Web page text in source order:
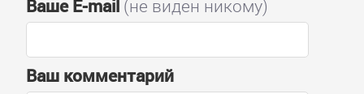
Ваше E-mail(не виден никому)
Ваш комментарий